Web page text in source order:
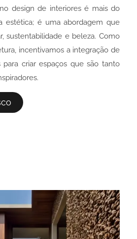
design de interiores é mais do
estética; é uma abordagem que
sustentabilidade e beleza. Como
incentivamos a integração de
para criar espaços que são tanto